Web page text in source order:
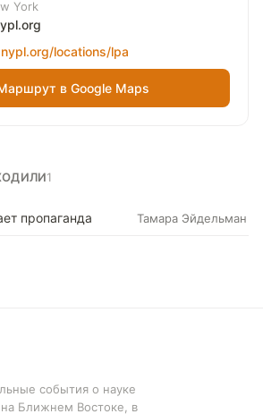
York
locations/lpa
в Google Maps
1
пропаганда Тамара Эйдельман
события о науке
на Ближнем Востоке, в